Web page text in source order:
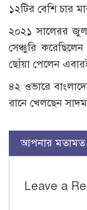
১২টির বেশি চার
২০২১ সালেরর
সেঞ্চুরি
ছোঁয়া পেলেন
৪২ ওভারে
রানে খেলছেন
আপনার মতামত
Leave a